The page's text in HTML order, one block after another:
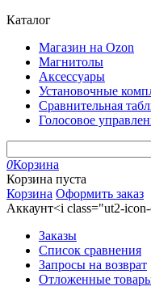
Каталог
Магазин на Ozon
Магнитолы
Аксессуары
Установочные
Сравнительная
Голосовое
0Корзина
Корзина пуста
Корзина Оформить заказ
Аккаунт<i class="ut2-
Заказы
Список сравнения
Запросы на возврат
Отложенные